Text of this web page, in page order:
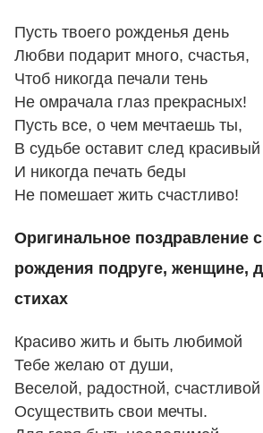
Пусть твоего рожденья день
Любви подарит много, счастья,
Чтоб никогда печали тень
Не омрачала глаз прекрасных!
Пусть все, о чем мечтаешь ты,
В судьбе оставит след красивый
И никогда печать беды
Не помешает жить счастливо!
Оригинальное поздравление
рождения подруге, женщине,
стихах
Красиво жить и быть любимой
Тебе желаю от души,
Веселой, радостной, счастливой
Осуществить свои мечты.